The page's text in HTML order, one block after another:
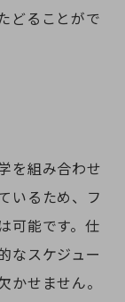
どることがで
を組み合わせ
いるため、フ
可能です。仕
なスケジュー
かせません。